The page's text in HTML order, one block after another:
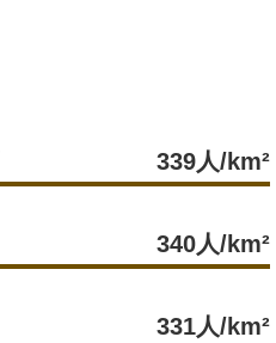
339人/km²
340人/km²
331人/km²